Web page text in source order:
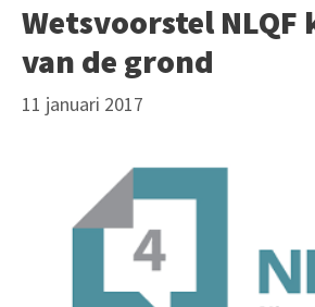
Wetsvoorstel
van de grond
11 januari 2017